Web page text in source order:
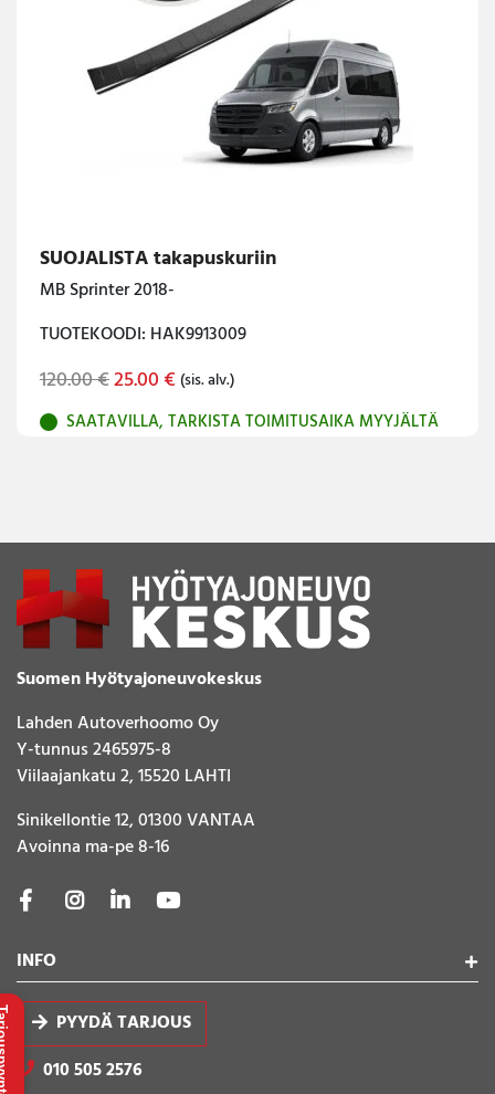
SUOJALISTA takapuskuriin
MB Sprinter 2018-
TUOTEKOODI: HAK9913009
120.00€Original
was:
25.00€Current
is:
(sis. alv.)
SAATAVILLA, TARKISTA TOIMITUSAIKA MYYJÄLTÄ
Suomen Hyötyajoneuvokeskus
Lahden Autoverhoomo Oy
Y-tunnus 2465975-8
Viilaajankatu 2, 15520 LAHTI
Sinikellontie 12, 01300 VANTAA
Avoinna ma-pe 8-16
INFO
PYYDÄ TARJOUS
010 505 2576